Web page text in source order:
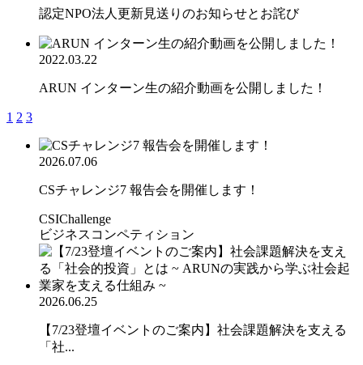
認定NPO法人更新見送りのお知らせとお詫び
2022.03.22
ARUN インターン生の紹介動画を公開しました！
1 2 3
2026.07.06
CSチャレンジ7 報告会を開催します！
CSIChallenge
ビジネスコンペティション
2026.06.25
【7/23登壇イベントのご案内】社会課題解決を支える
「社...